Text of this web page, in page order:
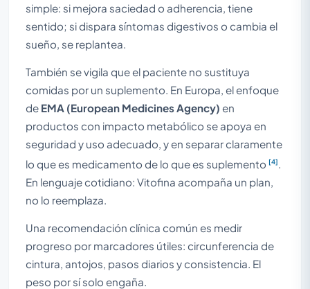
simple: si mejora saciedad o adherencia, tiene
sentido; si dispara síntomas digestivos o cambia el
sueño, se replantea.
También se vigila que el paciente no sustituya
comidas por un suplemento. En Europa, el enfoque
de EMA (European Medicines Agency) en
productos con impacto metabólico se apoya en
seguridad y uso adecuado, y en separar claramente
lo que es medicamento de lo que es suplemento [4]
En lenguaje cotidiano: Vitofina acompaña un plan,
no lo reemplaza.
Una recomendación clínica común es medir
progreso por marcadores útiles: circunferencia de
cintura, antojos, pasos diarios y consistencia. El
peso por sí solo engaña.